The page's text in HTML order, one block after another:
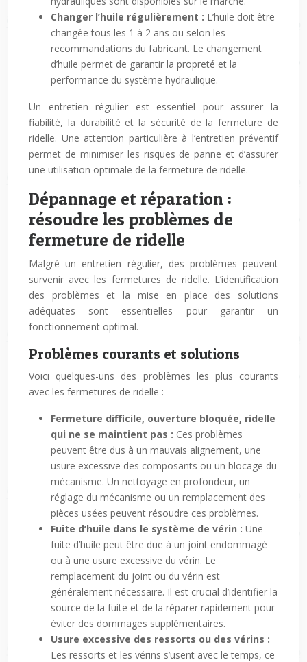
Changer l’huile régulièrement : L’huile doit être
changée tous les 1 à 2 ans ou selon les
recommandations du fabricant. Le changement
d’huile permet de garantir la propreté et la
performance du système hydraulique.
Un entretien régulier est essentiel pour assurer la
fiabilité, la durabilité et la sécurité de la fermeture de
ridelle. Une attention particulière à l’entretien préventif
permet de minimiser les risques de panne et d’assurer
une utilisation optimale de la fermeture de ridelle.
Dépannage et réparation :
résoudre les problèmes de
fermeture de ridelle
Malgré un entretien régulier, des problèmes peuvent
survenir avec les fermetures de ridelle. L’identification
des problèmes et la mise en place des solutions
adéquates sont essentielles pour garantir un
fonctionnement optimal.
Problèmes courants et solutions
Voici quelques-uns des problèmes les plus courants
avec les fermetures de ridelle :
Fermeture difficile, ouverture bloquée, ridelle
qui ne se maintient pas : Ces problèmes
peuvent être dus à un mauvais alignement, une
usure excessive des composants ou un blocage du
mécanisme. Un nettoyage en profondeur, un
réglage du mécanisme ou un remplacement des
pièces usées peuvent résoudre ces problèmes.
Fuite d’huile dans le système de vérin : Une
fuite d’huile peut être due à un joint endommagé
ou à une usure excessive du vérin. Le
remplacement du joint ou du vérin est
généralement nécessaire. Il est crucial d’identifier la
source de la fuite et de la réparer rapidement pour
éviter des dommages supplémentaires.
Usure excessive des ressorts ou des vérins :
Les ressorts et les vérins s’usent avec le temps, ce